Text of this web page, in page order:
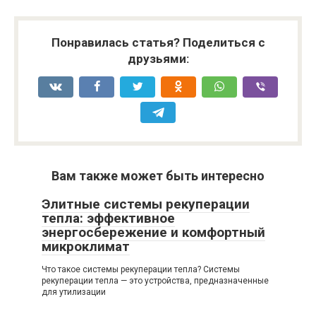
Понравилась статья? Поделиться с
друзьями:
Вам также может быть интересно
Элитные системы рекуперации
тепла: эффективное
энергосбережение и комфортный
микроклимат
Что такое системы рекуперации тепла? Системы
рекуперации тепла — это устройства, предназначенные
для утилизации